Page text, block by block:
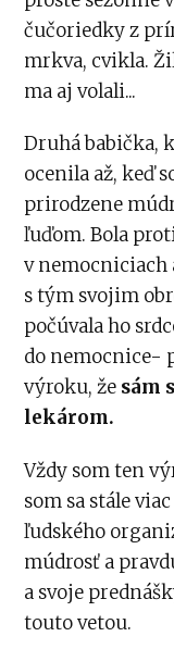
čučoriedky z
mrkva, cvikla.
ma aj volali...
Druhá babička,
ocenila až, keď
prirodzene
ľuďom. Bola
v nemocniciach
s tým svojim
počúvala ho
do nemocnice-
výroku, že sám
lekárom.
Vždy som ten
som sa stále
ľudského
múdrosť a
a svoje
touto vetou.